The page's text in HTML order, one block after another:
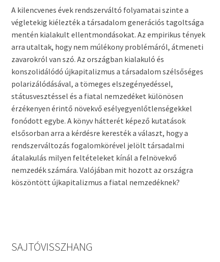
A kilencvenes évek rendszerváltó folyamatai szinte a
végletekig kiélezték a társadalom generációs tagoltsága
mentén kialakult ellentmondásokat. Az empirikus tények
arra utaltak, hogy nem múlékony problémáról, átmeneti
zavarokról van szó. Az országban kialakuló és
konszolidálódó újkapitalizmus a társadalom szélsőséges
polarizálódásával, a tömeges elszegényedéssel,
státusvesztéssel és a fiatal nemzedéket különösen
érzékenyen érintő növekvő esélyegyenlőtlenségekkel
fonódott egybe. A könyv hátterét képező kutatások
elsősorban arra a kérdésre keresték a választ, hogy a
rendszerváltozás fogalomkörével jelölt társadalmi
átalakulás milyen feltételeket kínál a felnövekvő
nemzedék számára. Valójában mit hozott az országra
köszöntött újkapitalizmus a fiatal nemzedéknek?
SAJTÓVISSZHANG